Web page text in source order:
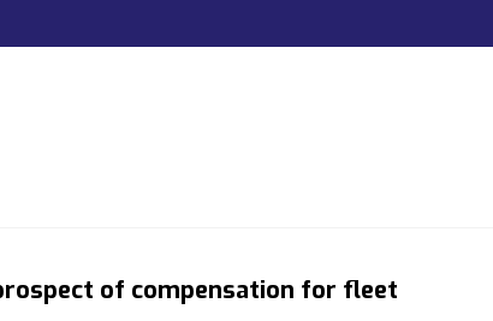
of compensation for fleet